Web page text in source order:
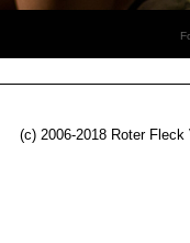
(c) 2006-2018 Roter Fleck